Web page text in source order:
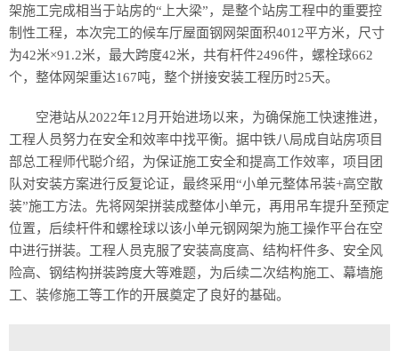
架施工完成相当于站房的“上大梁”，是整个站房工程中的重要控
制性工程，本次完工的候车厅屋面钢网架面积4012平方米，尺寸
为42米×91.2米，最大跨度42米，共有杆件2496件，螺栓球662
个，整体网架重达167吨，整个拼接安装工程历时25天。
空港站从2022年12月开始进场以来，为确保施工快速推进，
工程人员努力在安全和效率中找平衡。据中铁八局成自站房项目
部总工程师代聪介绍，为保证施工安全和提高工作效率，项目团
队对安装方案进行反复论证，最终采用“小单元整体吊装+高空散
装”施工方法。先将网架拼装成整体小单元，再用吊车提升至预定
位置，后续杆件和螺栓球以该小单元钢网架为施工操作平台在空
中进行拼装。工程人员克服了安装高度高、结构杆件多、安全风
险高、钢结构拼装跨度大等难题，为后续二次结构施工、幕墙施
工、装修施工等工作的开展奠定了良好的基础。